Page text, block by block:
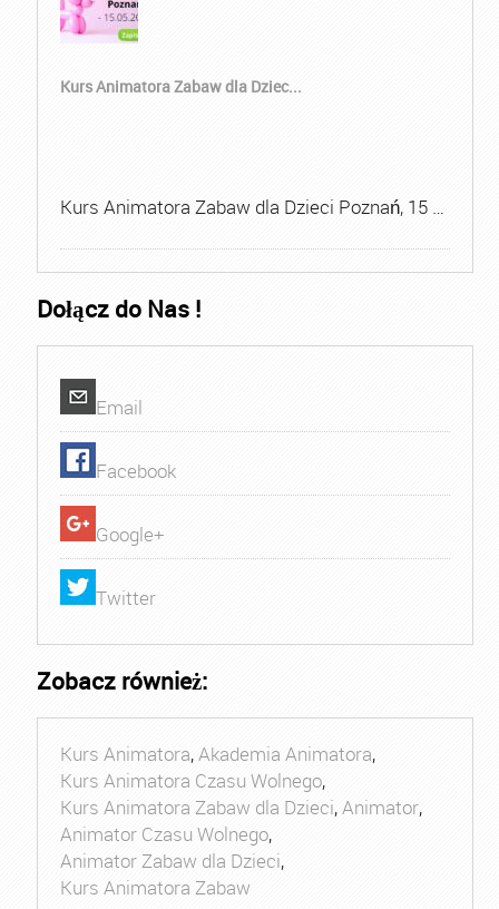
Kurs Animatora Zabaw dla Dziec...
Kurs Animatora Zabaw dla Dzieci Poznań, 15 …
Dołącz do Nas !
Email
Facebook
Google+
Twitter
Zobacz również:
Kurs Animatora,Akademia Animatora,
Kurs Animatora Czasu Wolnego,
Kurs Animatora Zabaw dla Dzieci,Animator,
Animator Czasu Wolnego,
Animator Zabaw dla Dzieci,
Kurs Animatora Zabaw